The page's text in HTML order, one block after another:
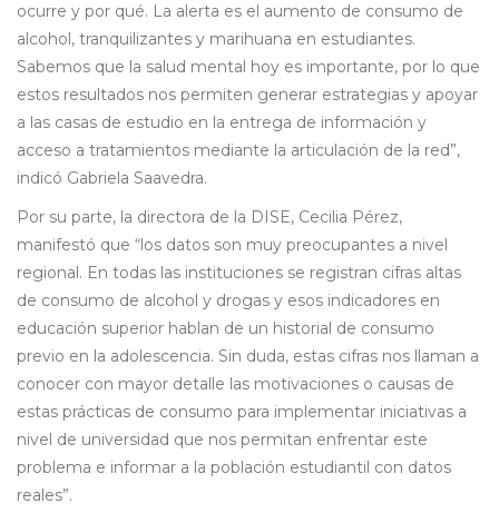
ocurre y por qué. La alerta es el aumento de consumo de
alcohol, tranquilizantes y marihuana en estudiantes.
Sabemos que la salud mental hoy es importante, por lo que
estos resultados nos permiten generar estrategias y apoyar
a las casas de estudio en la entrega de información y
acceso a tratamientos mediante la articulación de la red”,
indicó Gabriela Saavedra.
Por su parte, la directora de la DISE, Cecilia Pérez,
manifestó que “los datos son muy preocupantes a nivel
regional. En todas las instituciones se registran cifras altas
de consumo de alcohol y drogas y esos indicadores en
educación superior hablan de un historial de consumo
previo en la adolescencia. Sin duda, estas cifras nos llaman a
conocer con mayor detalle las motivaciones o causas de
estas prácticas de consumo para implementar iniciativas a
nivel de universidad que nos permitan enfrentar este
problema e informar a la población estudiantil con datos
reales”.